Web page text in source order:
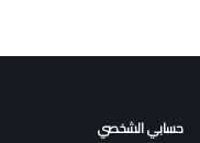
حسابي الشخصي